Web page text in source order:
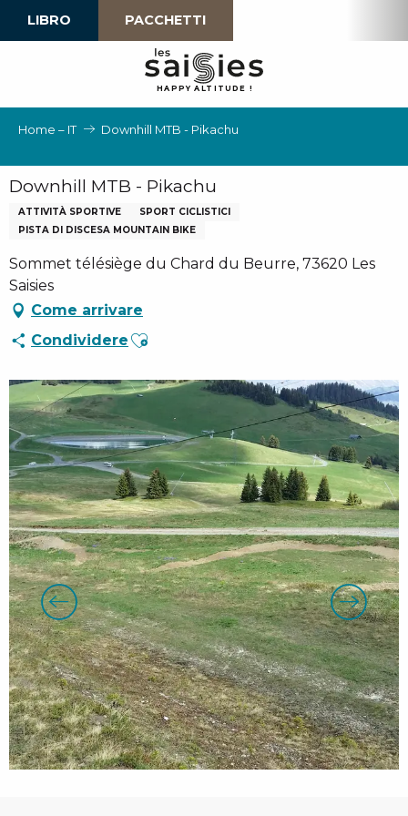
LIBRO PACCHETTI
HAPPY ALTI TU D E !
Home – IT Downhill MTB - Pikachu
Downhill MTB - Pikachu
ATTIVITÀ SPORTIVE
SPORT CICLISTICI
PISTA DI DISCESA MOUNTAIN BIKE
Sommet télésiège du Chard du Beurre, 73620 Les
Saisies
Come arrivare
Condividere Ajouter aux favoris